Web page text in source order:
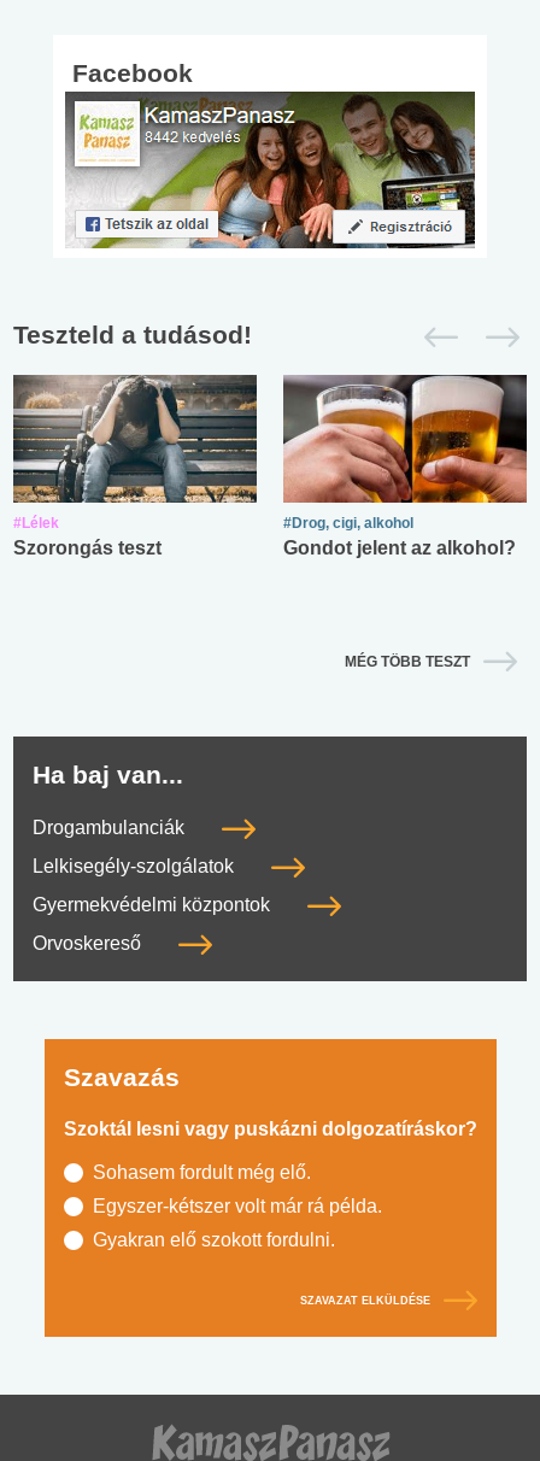
Facebook
Teszteld a tudásod!
#Lélek
Szorongás teszt
#Drog, cigi, alkohol
Gondot jelent az alkohol?
MÉG TÖBB TESZT
Ha baj van...
Drogambulanciák
Lelkisegély-szolgálatok
Gyermekvédelmi központok
Orvoskereső
Szavazás
Szoktál lesni vagy puskázni dolgozatíráskor?
Sohasem fordult még elő.
Egyszer-kétszer volt már rá példa.
Gyakran elő szokott fordulni.
SZAVAZAT ELKÜLDÉSE